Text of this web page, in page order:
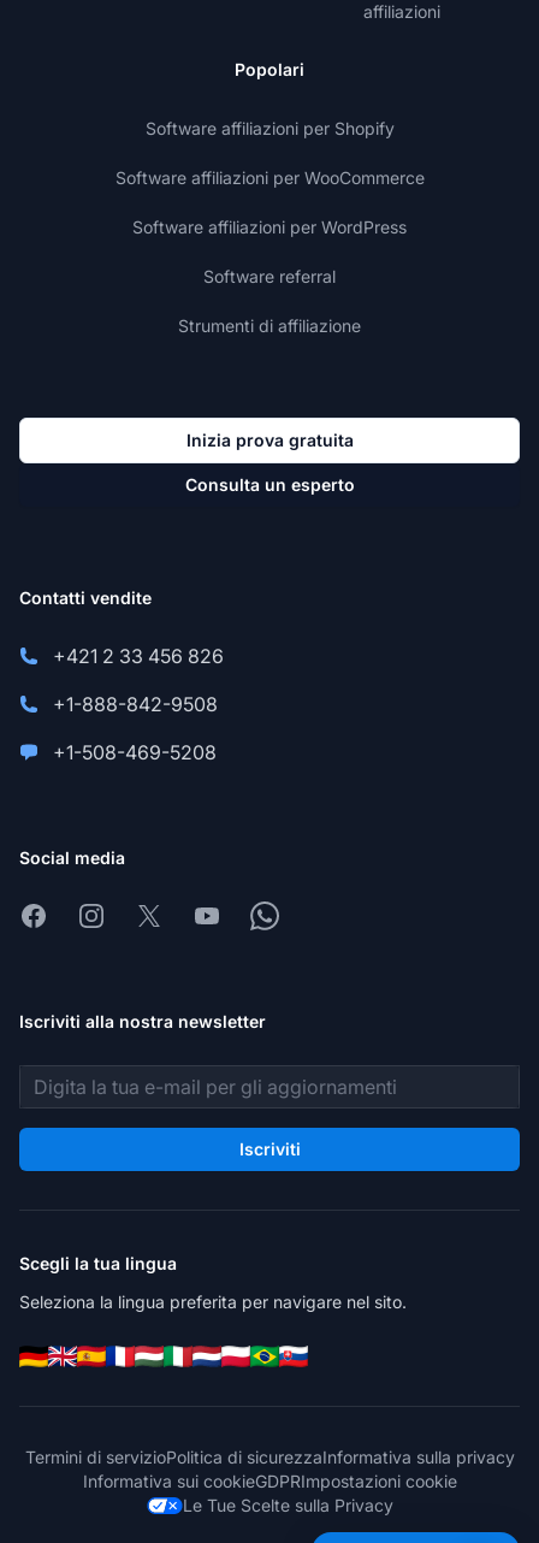
affiliazioni
Popolari
Software affiliazioni per Shopify
Software affiliazioni per WooCommerce
Software affiliazioni per WordPress
Software referral
Strumenti di affiliazione
Inizia prova gratuita
Consulta un esperto
Contatti vendite
+421 2 33 456 826
+1-888-842-9508
+1-508-469-5208
Social media
FacebookInstagram
X YoutubeWhatsapp
Iscriviti alla nostra newsletter
Indirizzo email
Iscriviti
Scegli la tua lingua
Seleziona la lingua preferita per navigare nel sito.
Termini di servizioPolitica di sicurezzaInformativa sulla privacy
Informativa sui cookieGDPRImpostazioni cookie
Le Tue Scelte sulla Privacy